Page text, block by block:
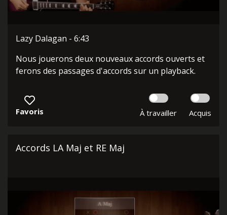
Lazy Dalagan - 6:43
Nous jouerons deux nouveaux accords ouverts et
ferons des passages d'accords sur un playback.
Favoris À travailler Acquis
Accords LA Maj et RE Maj